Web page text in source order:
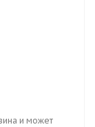
и может